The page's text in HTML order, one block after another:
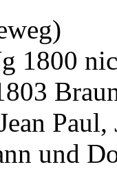
1800
und